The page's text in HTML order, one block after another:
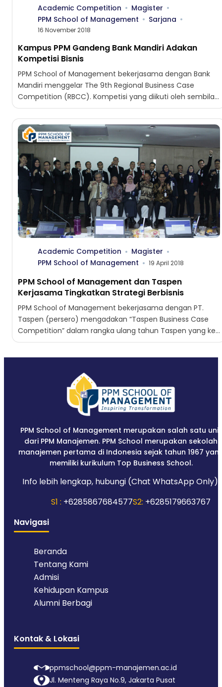
Academic Competition
Magister
PPM School of Management
Sarjana
16 November 2018
Kampus PPM Gandeng Bank Mandiri Adakan
Kompetisi Bisnis
PPM School of Management bekerjasama dengan Bank
Mandiri menggelar The 9th Regional Business Case
Competition (RBCC). Kompetisi yang diikuti oleh sembilan
tim mahasiswa dari berbagai kampus bisnis ini rutin...
Academic Competition
Magister
PPM School of Management
19 April 2018
PPM School of Management dan Taspen
Kerjasama Tingkatkan Strategi Berbisnis
PPM School of Management bekerjasama dengan PT.
Taspen (persero) mengadakan “Taspen Business Case
Competition” dalam rangka ulang tahun Taspen yang ke
55 pada Senin (16/04)....
PPM School of Management merupakan salah satu unit
dari PPM Manajemen. PPM School merupakan sekolah
manajemen pertama di Indonesia sejak tahun 1967
memiliki kurikulum Top Business School.
Info lebih lengkap, hubungi (Chat WhatsApp Only):
S1 : +6285867684577S2: +6285179663767
Navigasi
Beranda
Tentang Kami
Admisi
Kehidupan Kampus
Alumni Berbagi
Kontak & Lokasi
ppmschool@ppm-manajemen.ac.id
Jl. Menteng Raya No.9, Jakarta Pusat